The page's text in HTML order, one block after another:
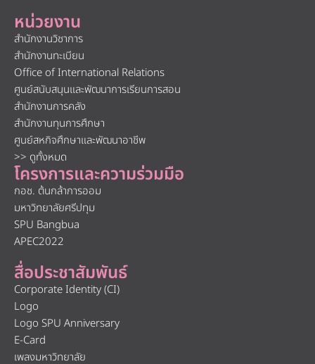
หน่วยงาน
สำนักงานวิชาการ
สำนักงานทะเบียน
Office of International Relations
ศูนย์สนับสนุนและพัฒนาการเรียนการสอน
สำนักงานการคลัง
สำนักงานทุนการศึกษา
ศูนย์สหกิจศึกษาและพัฒนาอาชีพ
>> ดูทั้งหมด
โครงการและความร่วมมือ
กอช. ต้นกล้าการออม
มหาวิทยาลัยศรีปทุม
SPU Bangbua
APEC2022
สื่อประชาสัมพันธ์
Corporate Identity (CI)
Logo
Logo SPU Anniversary
E-Card
เพลงมหาวิทยาลัย